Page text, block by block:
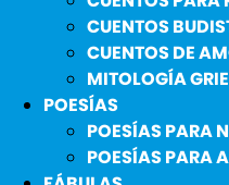
CUENTOS
CUENTOS DE
MITOLOGÍA
POESÍAS
POESÍAS PARA
POESÍAS PARA